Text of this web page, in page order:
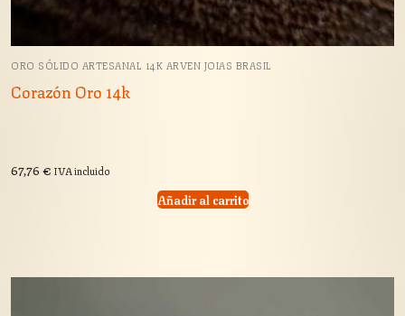
ORO SÓLIDO ARTESANAL 14K ARVEN JOIAS BRASIL
Corazón Oro 14k
67,76€ IVA incluido
Añadir al carrito